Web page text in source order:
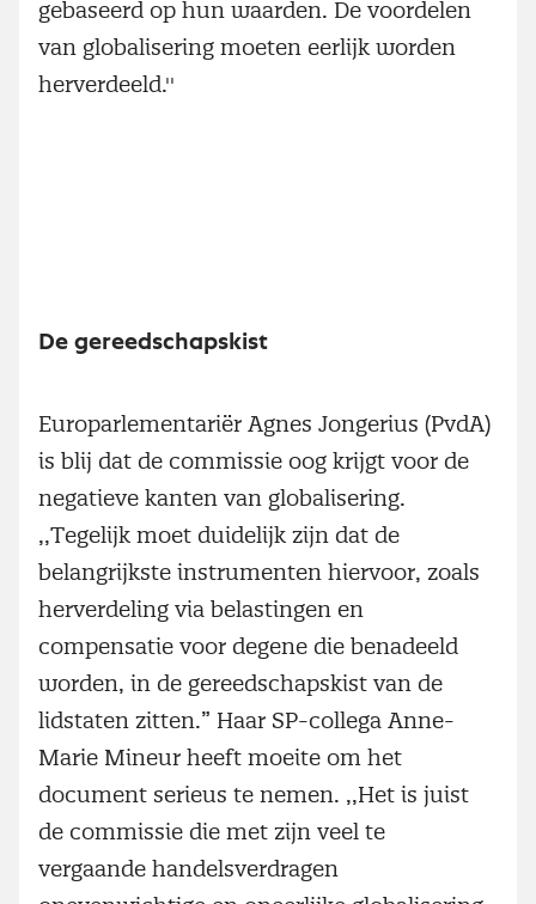
gebaseerd op hun waarden. De voordelen
van globalisering moeten eerlijk worden
herverdeeld.''
De gereedschapskist
Europarlementariër Agnes Jongerius (PvdA)
is blij dat de commissie oog krijgt voor de
negatieve kanten van globalisering.
,,Tegelijk moet duidelijk zijn dat de
belangrijkste instrumenten hiervoor, zoals
herverdeling via belastingen en
compensatie voor degene die benadeeld
worden, in de gereedschapskist van de
lidstaten zitten.” Haar SP-collega Anne-
Marie Mineur heeft moeite om het
document serieus te nemen. ,,Het is juist
de commissie die met zijn veel te
vergaande handelsverdragen